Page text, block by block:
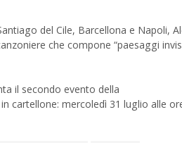
del Cile, Barcellona e Napoli,
che compone “paesaggi
il secondo evento della
cartellone: mercoledì 31 luglio alle